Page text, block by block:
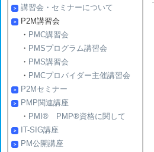
講習会・セミナーについて
P2M講習会
・ PMC講習会
・ PMSプログラム講習会
・ PMS講習会
・ PMCプロバイダー主催講習会
P2Mセミナー
PMP関連講座
・ PMI® PMP®資格に関して
IT-SIG講座
PM公開講座